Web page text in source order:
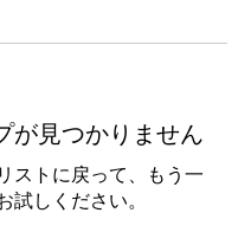
が見つかりません
ストに戻って、もう一
試しください。